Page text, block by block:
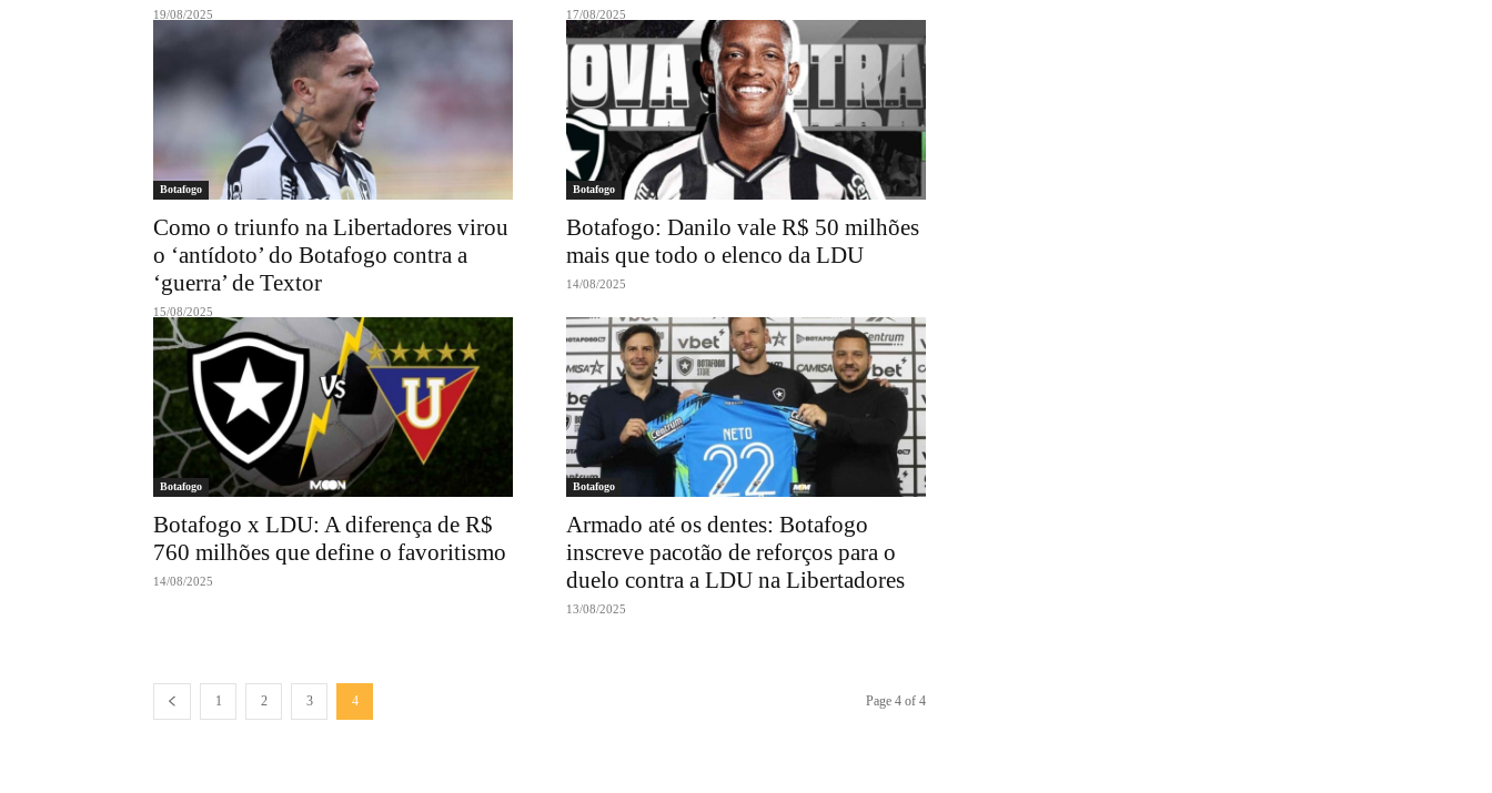
19/08/2025 17/08/2025
Botafogo
Como o triunfo na Libertadores virou
o ‘antídoto’ do Botafogo contra a
‘guerra’ de Textor
15/08/2025
Botafogo
Botafogo: Danilo vale R$ 50 milhões
mais que todo o elenco da LDU
14/08/2025
Botafogo
Botafogo x LDU: A diferença de R$
760 milhões que define o favoritismo
14/08/2025
Botafogo
Armado até os dentes: Botafogo
inscreve pacotão de reforços para o
duelo contra a LDU na Libertadores
13/08/2025
1 2 3 4 Page 4 of 4